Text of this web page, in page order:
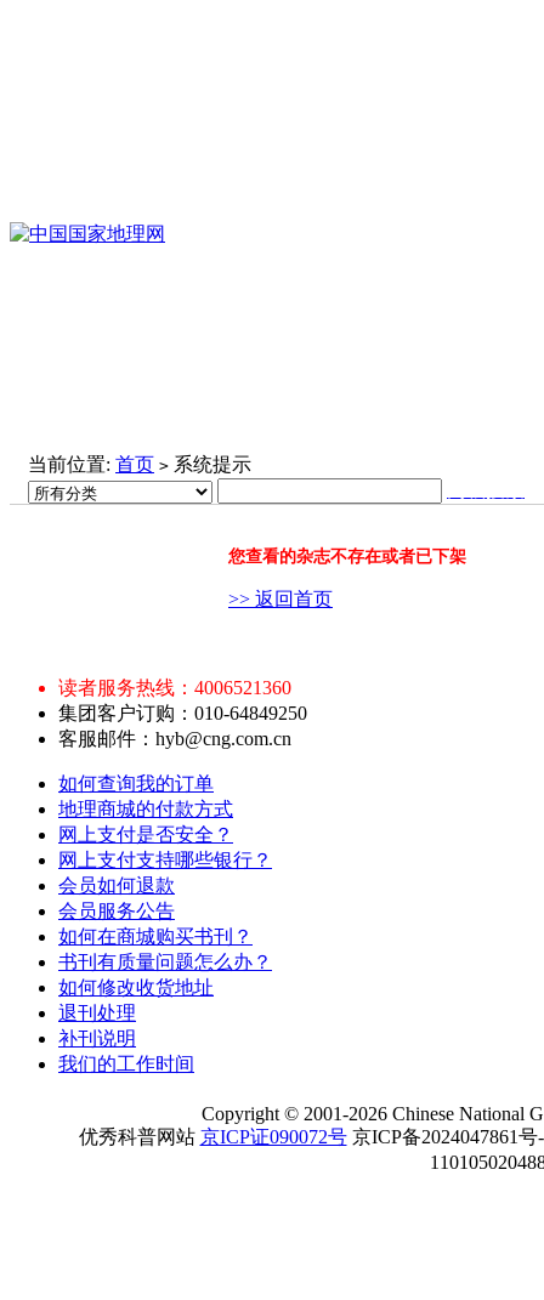
当前位置: 首页 > 系统提示
您查看的杂志不存在或者已下架
>> 返回首页
读者服务热线：4006521360
集团客户订购：010-64849250
客服邮件：hyb@cng.com.cn
如何查询我的订单
地理商城的付款方式
网上支付是否安全？
网上支付支持哪些银行？
会员如何退款
会员服务公告
如何在商城购买书刊？
书刊有质量问题怎么办？
如何修改收货地址
退刊处理
补刊说明
我们的工作时间
Copyright ©2001-2026 Chinese National
优秀科普网站 京ICP证090072号京ICP备2024047861